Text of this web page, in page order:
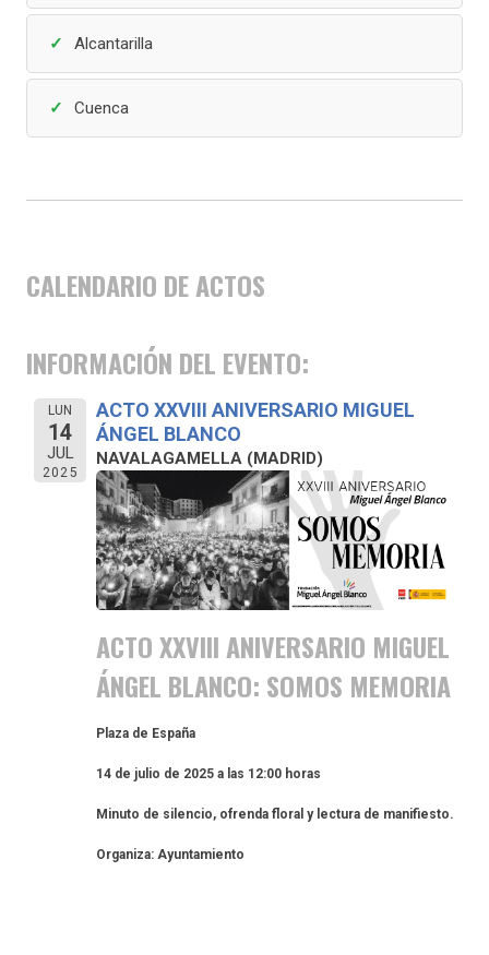
Alcantarilla
Cuenca
CALENDARIO DE ACTOS
INFORMACIÓN DEL EVENTO:
LUN
14
JUL
2025
ACTO XXVIII ANIVERSARIO MIGUEL
ÁNGEL BLANCO
NAVALAGAMELLA (MADRID)
ACTO XXVIII ANIVERSARIO MIGUEL
ÁNGEL BLANCO: SOMOS MEMORIA
Plaza de España
14 de julio de 2025 a las 12:00 horas
Minuto de silencio, ofrenda floral y lectura de manifiesto.
Organiza: Ayuntamiento